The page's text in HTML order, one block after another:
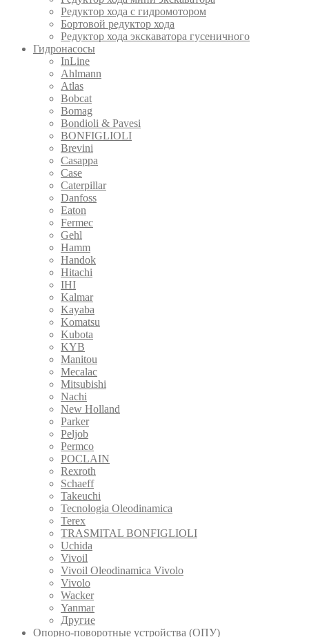
Редуктор хода с гидромотором
Бортовой редуктор хода
Редуктор хода экскаватора гусеничного
Гидронасосы
InLine
Ahlmann
Atlas
Bobcat
Bomag
Bondioli & Pavesi
BONFIGLIOLI
Brevini
Casappa
Case
Caterpillar
Danfoss
Eaton
Fermec
Gehl
Hamm
Handok
Hitachi
IHI
Kalmar
Kayaba
Komatsu
Kubota
KYB
Manitou
Mecalac
Mitsubishi
Nachi
New Holland
Parker
Peljob
Permco
POCLAIN
Rexroth
Schaeff
Takeuchi
Tecnologia Oleodinamica
Terex
TRASMITAL BONFIGLIOLI
Uchida
Vivoil
Vivoil Oleodinamica Vivolo
Vivolo
Wacker
Yanmar
Другие
Опорно-поворотные устройства (ОПУ)